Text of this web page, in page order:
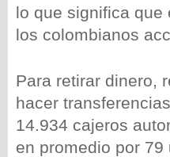
lo que significa que
los colombianos
Para retirar dinero,
hacer
14.934 cajeros
en promedio por